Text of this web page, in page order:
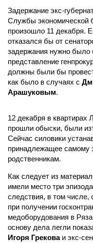
Задержание экс-
Службы экономической
произошло 11 декабря.
отказался бы от
задержания нужно было
представление
должны были бы
как было в случаях с
Арашуковым.
12 декабря в
прошли обыски, были
Сейчас силовики
принадлежащее самому
родственникам.
Как следует из
имели место три
следствия, в том числе,
при получении
медоборудования в
основу дела легли
Игоря Грековаи экс-